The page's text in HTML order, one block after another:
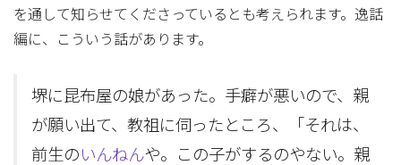
を通して知らせてくださっているとも考えられます。逸話
編に、こういう話があります。
堺に昆布屋の娘があった。手癖が悪いので、親
が願い出て、教祖に伺ったところ、「それは、
前生のいんねんや。この子がするのやない。親